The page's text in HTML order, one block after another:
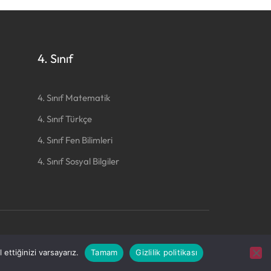
4. Sınıf
4. Sınıf Matematik
4. Sınıf Türkçe
4. Sınıf Fen Bilimleri
4. Sınıf Sosyal Bilgiler
İletişim Gizlilik Politikası
varsayarız. Tamam Gizlilik politikası